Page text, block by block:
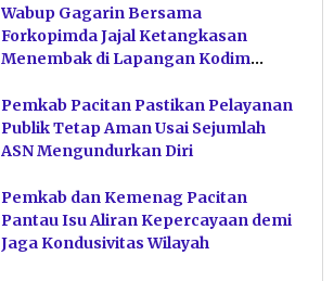
Wabup Gagarin Bersama
Forkopimda Jajal Ketangkasan
Menembak di Lapangan Kodim
Pemkab Pacitan Pastikan Pelayanan
Publik Tetap Aman Usai Sejumlah
ASN Mengundurkan Diri
Pemkab dan Kemenag Pacitan
Pantau Isu Aliran Kepercayaan demi
Jaga Kondusivitas Wilayah